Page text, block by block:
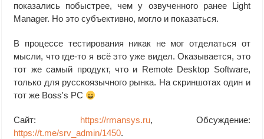
показались побыстрее, чем у озвученного ранее Light
Manager. Но это субъективно, могло и показаться.
В процессе тестирования никак не мог отделаться от
мысли, что где-то я всё это уже видел. Оказывается, это
тот же самый продукт, что и Remote Desktop Software,
только для русскоязычного рынка. На скриншотах один и
тот же Boss's PC
Сайт: https://rmansys.ru, Обсуждение:
https://t.me/srv_admin/1450.